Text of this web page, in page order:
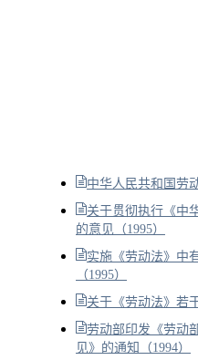
中华人民共和国劳
关于贯彻执行《中
的意见（1995）
实施《劳动法》中
（1995）
关于《劳动法》若
劳动部印发《劳动
见》的通知（1994）